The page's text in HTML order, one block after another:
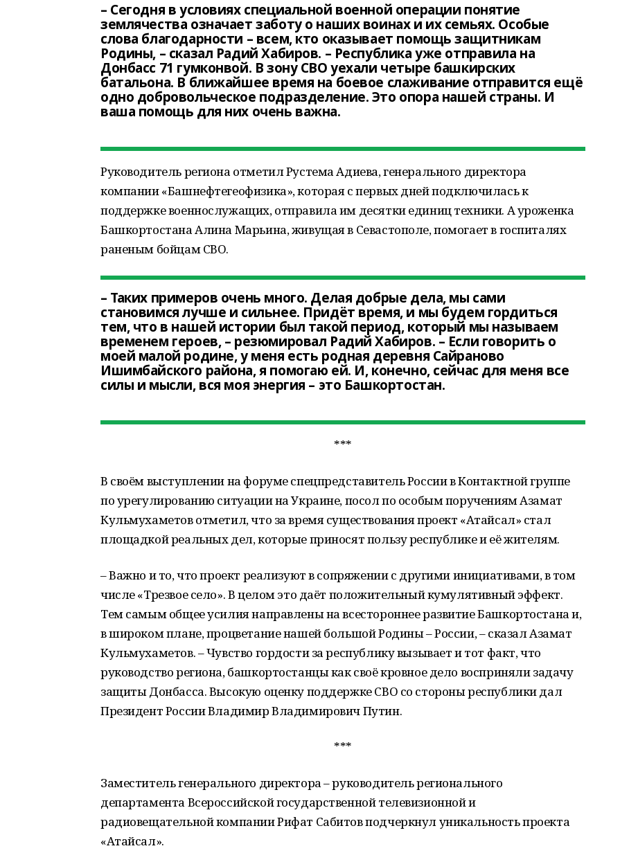
– Сегодня в условиях специальной военной операции понятие
землячества означает заботу о наших воинах и их семьях. Особые
слова благодарности – всем, кто оказывает помощь защитникам
Родины, – сказал Радий Хабиров. – Республика уже отправила на
Донбасс 71 гумконвой. В зону СВО уехали четыре башкирских
батальона. В ближайшее время на боевое слаживание отправится ещё
одно добровольческое подразделение. Это опора нашей страны. И
ваша помощь для них очень важна.
Руководитель региона отметил Рустема Адиева, генерального директора
компании «Башнефтегеофизика», которая с первых дней подключилась к
поддержке военнослужащих, отправила им десятки единиц техники. А уроженка
Башкортостана Алина Марьина, живущая в Севастополе, помогает в госпиталях
раненым бойцам СВО.
– Таких примеров очень много. Делая добрые дела, мы сами
становимся лучше и сильнее. Придёт время, и мы будем гордиться
тем, что в нашей истории был такой период, который мы называем
временем героев, – резюмировал Радий Хабиров. – Если говорить о
моей малой родине, у меня есть родная деревня Сайраново
Ишимбайского района, я помогаю ей. И, конечно, сейчас для меня все
силы и мысли, вся моя энергия – это Башкортостан.
***
В своём выступлении на форуме спецпредставитель России в Контактной группе
по урегулированию ситуации на Украине, посол по особым поручениям Азамат
Кульмухаметов отметил, что за время существования проект «Атайсал» стал
площадкой реальных дел, которые приносят пользу республике и её жителям.
– Важно и то, что проект реализуют в сопряжении с другими инициативами, в том
числе «Трезвое село». В целом это даёт положительный кумулятивный эффект.
Тем самым общее усилия направлены на всестороннее развитие Башкортостана и,
в широком плане, процветание нашей большой Родины – России, – сказал Азамат
Кульмухаметов. – Чувство гордости за республику вызывает и тот факт, что
руководство региона, башкортостанцы как своё кровное дело восприняли задачу
защиты Донбасса. Высокую оценку поддержке СВО со стороны республики дал
Президент России Владимир Владимирович Путин.
***
Заместитель генерального директора – руководитель регионального
департамента Всероссийской государственной телевизионной и
радиовещательной компании Рифат Сабитов подчеркнул уникальность проекта
«Атайсал».